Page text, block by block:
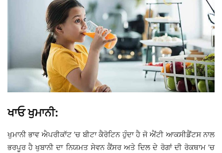
ਖਾਓ ਖੁਮਾਨੀ:
ਖੁਮਾਨੀ ਭਾਵ ਐਪਰੀਕਾੱਟ ’ਚ ਬੀਟਾ ਕੈਰੋਟਿਨ ਹੁੰਦਾ ਹੈ ਜੋ ਐਂਟੀ ਆਕਸੀਡੈਂਟਸ ਨਾਲ
ਭਰਪੂਰ ਹੈ ਖੁਬਾਨੀ ਦਾ ਨਿਯਮਤ ਸੇਵਨ ਕੈਂਸਰ ਅਤੇ ਦਿਲ ਦੇ ਰੋਗਾਂ ਦੀ ਰੋਕਥਾਮ ’ਚ